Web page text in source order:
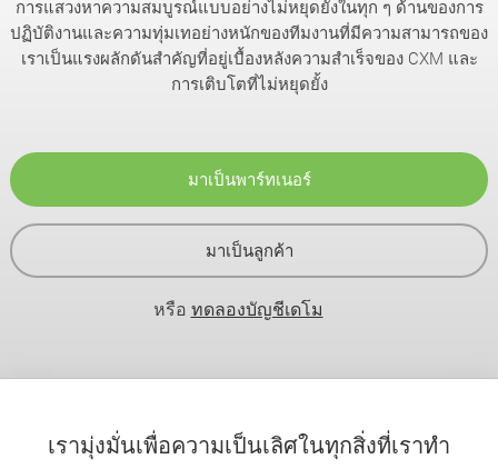
การแสวงหาความสมบูรณ์แบบอย่างไม่หยุดยั้งในทุก ๆ ด้านของการ
ปฏิบัติงานและความทุ่มเทอย่างหนักของทีมงานที่มีความสามารถของ
เราเป็นแรงผลักดันสำคัญที่อยู่เบื้องหลังความสำเร็จของ CXM และ
การเติบโตที่ไม่หยุดยั้ง
มาเป็นพาร์ทเนอร์
มาเป็นลูกค้า
หรือ ทดลองบัญชีเดโม
เรามุ่งมั่นเพื่อความเป็นเลิศในทุกสิ่งที่เราทำ